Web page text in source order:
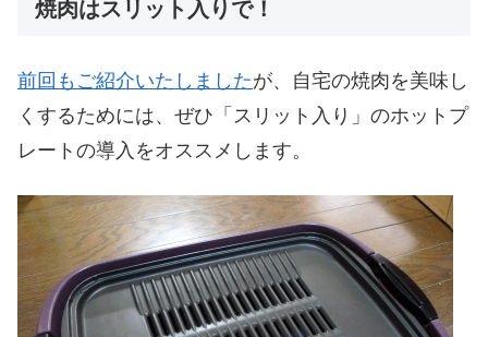
焼肉はスリット入りで！
前回もご紹介いたしましたが、自宅の焼肉を美味し
くするためには、ぜひ「スリット入り」のホットプ
レートの導入をオススメします。